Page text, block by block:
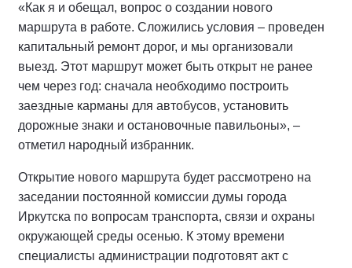
«Как я и обещал, вопрос о создании нового
маршрута в работе. Сложились условия – проведен
капитальный ремонт дорог, и мы организовали
выезд. Этот маршрут может быть открыт не ранее
чем через год: сначала необходимо построить
заездные карманы для автобусов, установить
дорожные знаки и остановочные павильоны», –
отметил народный избранник.
Открытие нового маршрута будет рассмотрено на
заседании постоянной комиссии думы города
Иркутска по вопросам транспорта, связи и охраны
окружающей среды осенью. К этому времени
специалисты администрации подготовят акт с